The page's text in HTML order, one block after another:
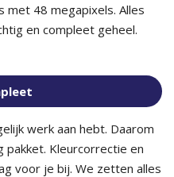
met 48 megapixels. Alles
en compleet geheel.
werk aan hebt. Daarom
pakket. Kleurcorrectie en
voor je bij. We zetten alles